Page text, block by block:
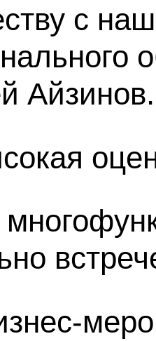
с
Айзинов.